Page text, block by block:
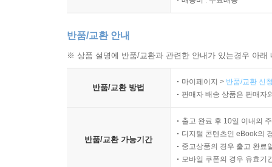
반품/교환 안내
※ 상품 설명에 반품/교환과 관련한 안내가 있는경우 아
반품/교환 방법
마이페이지 > 반품/교환 신
판매자 배송 상품은 판매자
반품/교환 가능기간
출고 완료 후 10일 이내의
디지털 콘텐츠인 eBook의
중고상품의 경우 출고 완료
모바일 쿠폰의 경우 유효기